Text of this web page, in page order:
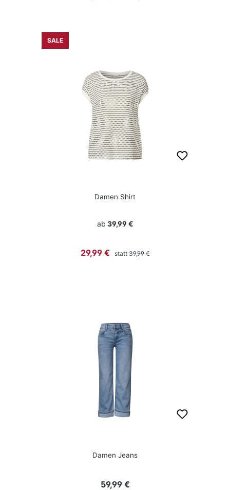
SALE
Damen Shirt
ab 39,99 €
Verkaufspreis:
29,99 € stattRegulärer Preis:
39,99 €
Damen Jeans
Regulärer Preis:
59,99 €